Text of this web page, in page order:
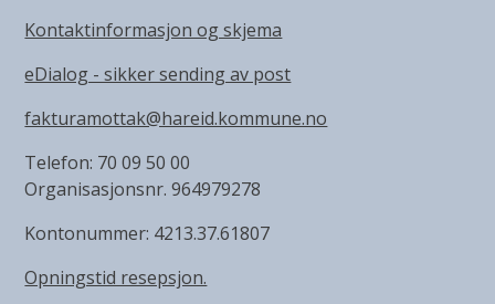
Kontaktinformasjon og skjema
eDialog - sikker sending av post
fakturamottak@hareid.kommune.no
Telefon: 70 09 50 00
Organisasjonsnr. 964979278
Kontonummer: 4213.37.61807
Opningstid resepsjon.